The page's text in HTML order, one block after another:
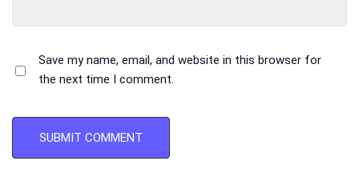
Save my name, email, and website in this browser for
the next time I comment.